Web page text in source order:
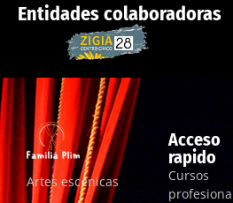
Entidades colaboradoras
Artes escénicas
Acceso
rapido
Cursos